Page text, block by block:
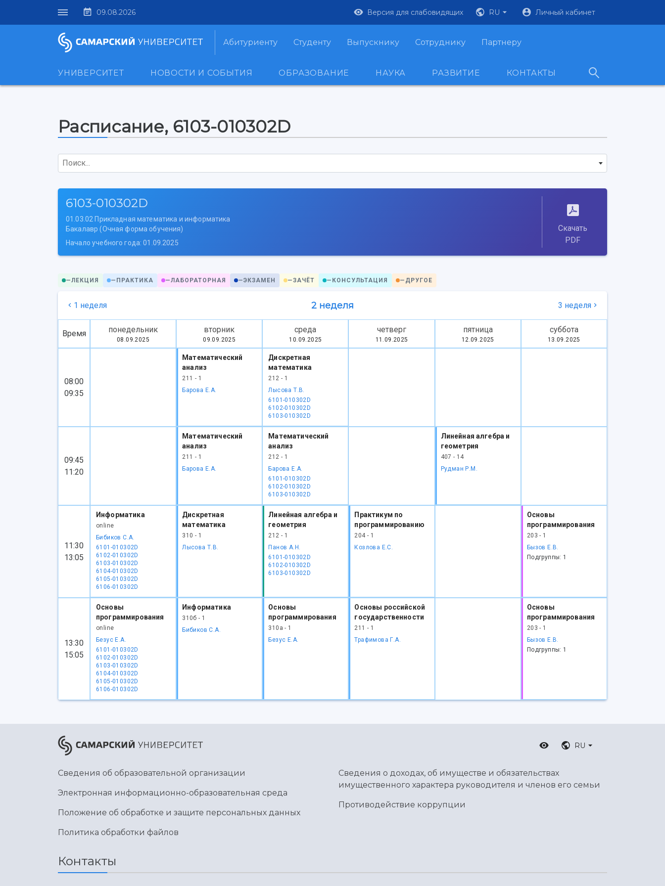
09.08.2026 Версия для слабовидящих RU Личный кабинет
Абитуриенту Студенту Выпускнику Сотруднику Партнеру
УНИВЕРСИТЕТ НОВОСТИ И СОБЫТИЯ ОБРАЗОВАНИЕ НАУКА РАЗВИТИЕ КОНТАКТЫ
Расписание, 6103-010302D
Поиск...
6103-010302D
01.03.02 Прикладная математика и информатика
Бакалавр (Очная форма обучения)
Начало учебного года: 01.09.2025
Скачать
PDF
—ЛЕКЦИЯ — ПРАКТИКА —ЛАБОРАТОРНАЯ —ЭКЗАМЕН —ЗАЧЁТ — КОНСУЛЬТАЦИЯ — ДРУГОЕ
1 неделя 2 неделя 3 неделя
Время понедельник
08.09.2025
вторник
09.09.2025
среда
10.09.2025
четверг
11.09.2025
пятница
12.09.2025
суббота
13.09.2025
08:00
09:35
Математический
анализ
211 - 1
Барова Е.А.
Дискретная
математика
212 - 1
Лысова Т.В.
6101-010302D
6102-010302D
6103-010302D
09:45
11:20
Математический
анализ
211 - 1
Барова Е.А.
Математический
анализ
212 - 1
Барова Е.А.
6101-010302D
6102-010302D
6103-010302D
Линейная алгебра и
геометрия
407 - 14
Рудман Р.М.
11:30
13:05
Информатика
online
Бибиков С.А.
6101-010302D
6102-010302D
6103-010302D
6104-010302D
6105-010302D
6106-010302D
Дискретная
математика
310 - 1
Лысова Т.В.
Линейная алгебра и
геометрия
212 - 1
Панов А.Н.
6101-010302D
6102-010302D
6103-010302D
Практикум по
программированию
204 - 1
Козлова Е.С.
Основы
программирования
203 - 1
Бызов Е.В.
Подгруппы: 1
13:30
15:05
Основы
программирования
online
Безус Е.А.
6101-010302D
6102-010302D
6103-010302D
6104-010302D
6105-010302D
6106-010302D
Информатика
310б - 1
Бибиков С.А.
Основы
программирования
310а - 1
Безус Е.А.
Основы российской
государственности
211 - 1
Трафимова Г.А.
Основы
программирования
203 - 1
Бызов Е.В.
Подгруппы: 1
RU
Сведения об образовательной организации
Электронная информационно-образовательная среда
Положение об обработке и защите персональных данных
Политика обработки файлов
Сведения о доходах, об имуществе и обязательствах
имущественного характера руководителя и членов его семьи
Противодействие коррупции
Контакты